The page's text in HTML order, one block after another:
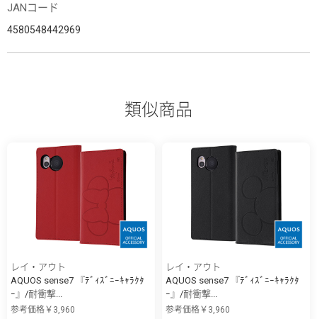
JANコード
4580548442969
類似商品
レイ・アウト
AQUOS sense7 『ﾃﾞｨｽﾞﾆｰｷｬﾗｸﾀ
ｰ』/耐衝撃...
参考価格￥3,960
レイ・アウト
AQUOS sense7 『ﾃﾞｨｽﾞﾆｰｷｬﾗｸﾀ
ｰ』/耐衝撃...
参考価格￥3,960